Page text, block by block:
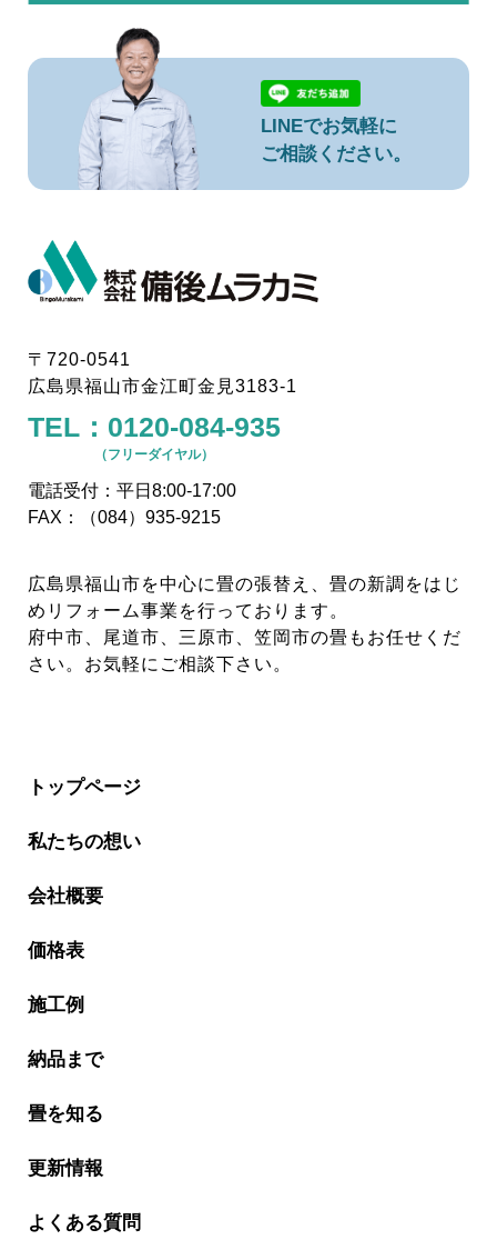
LINEでお気軽に
ご相談ください。
〒720-0541
広島県福山市金江町金見3183-1
TEL： 0120-084-935
（フリーダイヤル）
電話受付：平日8:00-17:00
FAX：（084）935-9215
広島県福山市を中心に畳の張替え、畳の新調をはじ
めリフォーム事業を行っております。
府中市、尾道市、三原市、笠岡市の畳もお任せくだ
さい。お気軽にご相談下さい。
トップページ
私たちの想い
会社概要
価格表
施工例
納品まで
畳を知る
更新情報
よくある質問